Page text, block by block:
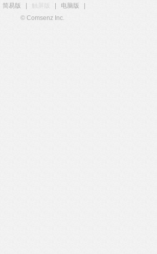
简易版
触屏版 电脑版
© Comsenz Inc.